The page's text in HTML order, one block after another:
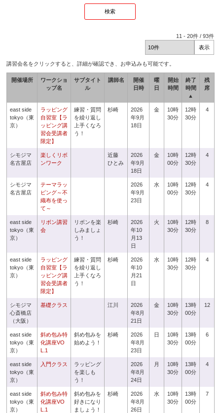
11 -20件 /93件
講習会名をクリックすると、詳細が確認でき、お申込みも可能です。
開催場所
ワークショ
ップ名
サブタイト
ル
講師名
開催
日時
曜
日
開始
時間
終了
時間
▲
残
席
east side
tokyo（東
京）
ラッピング
自習室【ラ
ッピング講
習会受講者
限定】
練習・質問
を繰り返し
上手くなろ
う！
杉崎
2026
年9月
18日
金
10時
30分
12時
30分
4
シモジマ
名古屋店
楽しくリボ
ンワーク
近藤
ひとみ
2026
年9月
18日
金
10時
00分
12時
30分
4
シモジマ
名古屋店
テーマラッ
ピング～不
織布を使っ
て～
2026
年9月
23日
水
10時
00分
12時
30分
4
east side
tokyo（東
京）
リボン講習
会
リボンを楽
しみましょ
う！
杉崎
2026
年10
月13
日
火
10時
30分
12時
30分
8
east side
tokyo（東
京）
ラッピング
自習室【ラ
ッピング講
習会受講者
限定】
練習・質問
を繰り返し
上手くなろ
う！
杉崎
2026
年10
月21
日
水
10時
30分
12時
30分
4
シモジマ
心斎橋店
（大阪）
基礎クラス 江川
2026
年8月
21日
金
10時
30分
13時
00分
12
east side
tokyo（東
京）
斜め包み特
化講座VO
L.1
斜め包みを
始めよう！
杉崎
2026
年8月
23日
日
10時
30分
13時
00分
6
east side
tokyo（東
京）
入門クラス
ラッピング
を楽しも
う！
2026
年8月
24日
月
10時
30分
13時
00分
4
east side
tokyo（東
京）
斜め包み特
化講座VO
L.1
斜め包みを
好きになり
ましょう！
杉崎
2026
年8月
26日
水
10時
30分
13時
00分
7